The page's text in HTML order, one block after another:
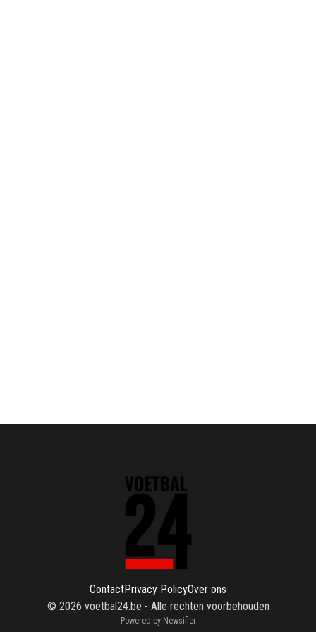
ContactPrivacy PolicyOver ons
© 2026 voetbal24.be - Alle rechten voorbehouden
Powered by Newsifier